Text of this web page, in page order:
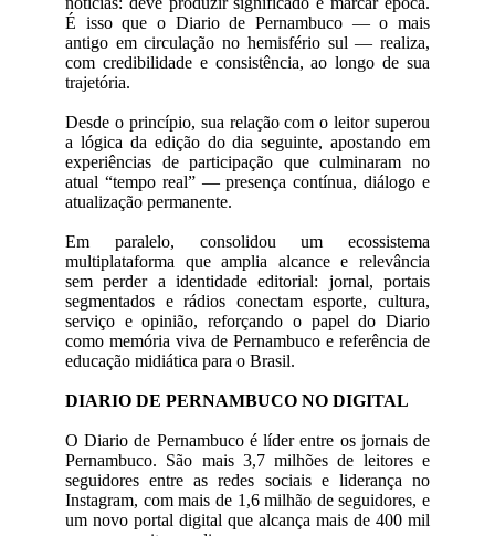
É isso que o Diario de Pernambuco — o mais
antigo em circulação no hemisfério sul — realiza,
com credibilidade e consistência, ao longo de sua
trajetória.
Desde o princípio, sua relação com o leitor superou
a lógica da edição do dia seguinte, apostando em
experiências de participação que culminaram no
atual “tempo real” — presença contínua, diálogo e
atualização permanente.
Em paralelo, consolidou um ecossistema
multiplataforma que amplia alcance e relevância
sem perder a identidade editorial: jornal, portais
segmentados e rádios conectam esporte, cultura,
serviço e opinião, reforçando o papel do Diario
como memória viva de Pernambuco e referência de
educação midiática para o Brasil.
DIARIO DE PERNAMBUCO NO DIGITAL
O Diario de Pernambuco é líder entre os jornais de
Pernambuco. São mais 3,7 milhões de leitores e
seguidores entre as redes sociais e liderança no
Instagram, com mais de 1,6 milhão de seguidores, e
um novo portal digital que alcança mais de 400 mil